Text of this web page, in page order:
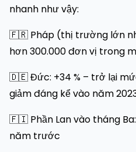
nhanh như vậy:
🇫🇷 Pháp (thị trường lớn
hơn 300.000 đơn vị trong
🇩🇪 Đức: +34 % – trở lại
giảm đáng kể vào năm
🇫🇮 Phần Lan vào tháng Ba:
năm trước